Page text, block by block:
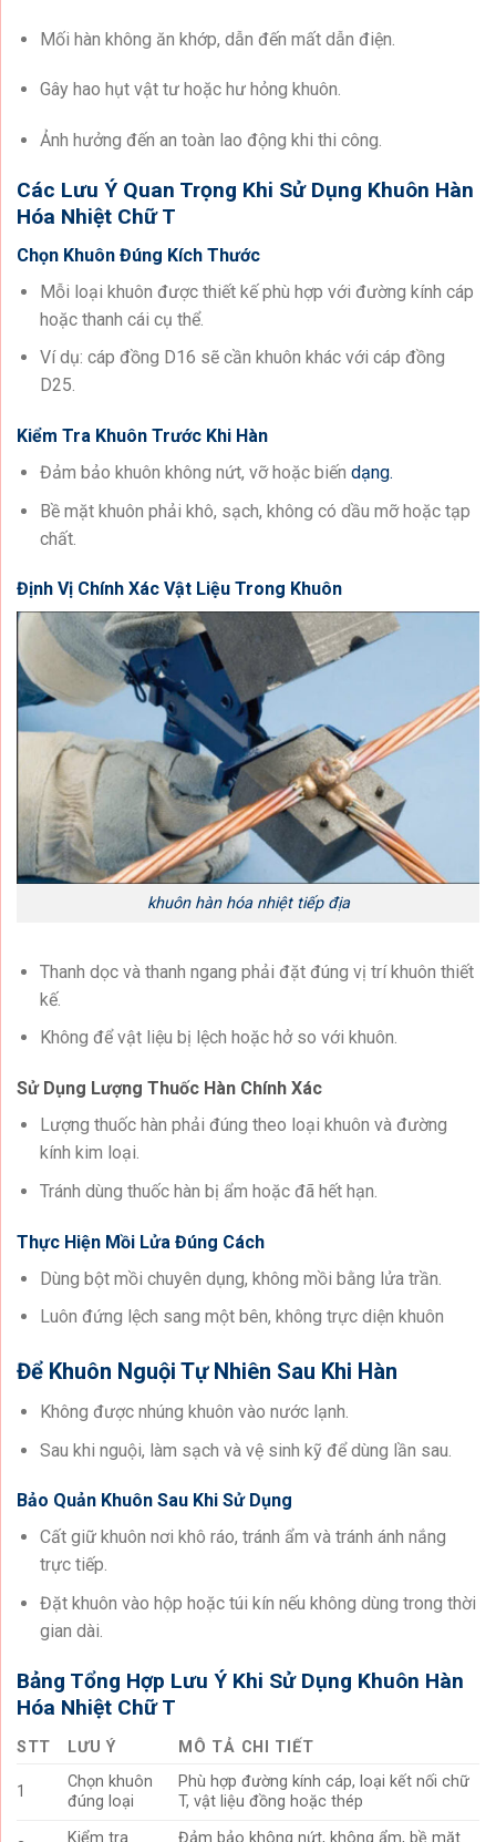
Mối hàn không ăn khớp, dẫn đến mất dẫn điện.
Gây hao hụt vật tư hoặc hư hỏng khuôn.
Ảnh hưởng đến an toàn lao động khi thi công.
Các Lưu Ý Quan Trọng Khi Sử Dụng Khuôn Hàn
Hóa Nhiệt Chữ T
Chọn Khuôn Đúng Kích Thước
Mỗi loại khuôn được thiết kế phù hợp với đường kính cáp
hoặc thanh cái cụ thể.
Ví dụ: cáp đồng D16 sẽ cần khuôn khác với cáp đồng
D25.
Kiểm Tra Khuôn Trước Khi Hàn
Đảm bảo khuôn không nứt, vỡ hoặc biến dạng.
Bề mặt khuôn phải khô, sạch, không có dầu mỡ hoặc tạp
chất.
Định Vị Chính Xác Vật Liệu Trong Khuôn
khuôn hàn hóa nhiệt tiếp địa
Thanh dọc và thanh ngang phải đặt đúng vị trí khuôn thiết
kế.
Không để vật liệu bị lệch hoặc hở so với khuôn.
Sử Dụng Lượng Thuốc Hàn Chính Xác
Lượng thuốc hàn phải đúng theo loại khuôn và đường
kính kim loại.
Tránh dùng thuốc hàn bị ẩm hoặc đã hết hạn.
Thực Hiện Mồi Lửa Đúng Cách
Dùng bột mồi chuyên dụng, không mồi bằng lửa trần.
Luôn đứng lệch sang một bên, không trực diện khuôn
Để Khuôn Nguội Tự Nhiên Sau Khi Hàn
Không được nhúng khuôn vào nước lạnh.
Sau khi nguội, làm sạch và vệ sinh kỹ để dùng lần sau.
Bảo Quản Khuôn Sau Khi Sử Dụng
Cất giữ khuôn nơi khô ráo, tránh ẩm và tránh ánh nắng
trực tiếp.
Đặt khuôn vào hộp hoặc túi kín nếu không dùng trong thời
gian dài.
Bảng Tổng Hợp Lưu Ý Khi Sử Dụng Khuôn Hàn
Hóa Nhiệt Chữ T
STT LƯU Ý MÔ TẢ CHI TIẾT
1
Chọn khuôn
đúng loại
Phù hợp đường kính cáp, loại kết nối chữ
T, vật liệu đồng hoặc thép